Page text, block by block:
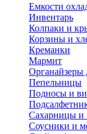
Емкости
Инвентарь
Колпаки и
Корзины и
Креманки
Мармит
Органайзеры
Пепельницы
Подносы и
Сахарницы и
Соусники и